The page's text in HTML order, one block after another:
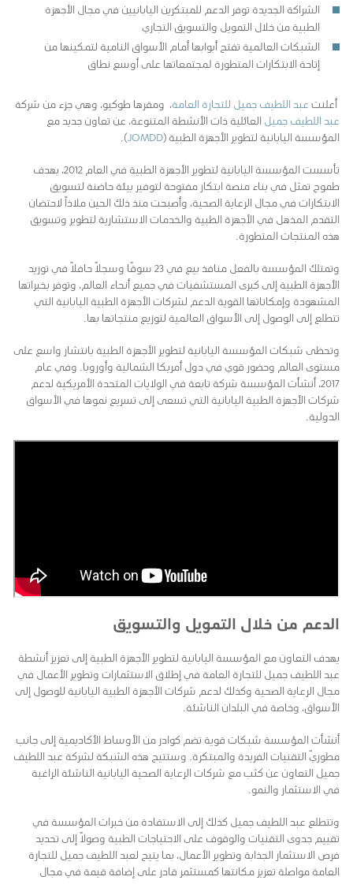
الشراكة الجديدة توفر الدعم للمبتكرين اليابانيين في مجال الأجهزة
الطبية من خلال التمويل والتسويق التجاري
الشبكات العالمية تفتح أبوابها أمام الأسواق النامية لتمكينها من
إتاحة الابتكارات المتطورة لمجتمعاتها على أوسع نطاق
أعلنت عبد اللطيف جميل للتجارة العامة، ومقرها طوكيو، وهي جزء من شركة
عبد اللطيف جميل العائلية ذات الأنشطة المتنوعة، عن تعاون جديد مع
المؤسسة اليابانية لتطوير الأجهزة الطبية (JOMDD
).
تأسست المؤسسة اليابانية لتطوير الأجهزة الطبية في العام 2012، بهدف
طموح تمثل في بناء منصة ابتكار مفتوحة لتوفير بيئة حاضنة لتسويق
الابتكارات في مجال الرعاية الصحية، وأصبحت منذ ذلك الحين ملاذاً لاحتضان
التقدم المذهل في الأجهزة الطبية والخدمات الاستشارية لتطوير وتسويق
هذه المنتجات المتطورة.
وتمتلك المؤسسة بالفعل منافذ بيع في 23 سوقًا وسجلًا حافلًا في توريد
الأجهزة الطبية إلى كبرى المستشفيات في جميع أنحاء العالم، وتوفر بخبراتها
المشهودة وإمكاناتها القوية الدعم لشركات الأجهزة الطبية اليابانية التي
تتطلع إلى الوصول إلى الأسواق العالمية لتوزيع منتجاتها بها.
وتحظى شبكات المؤسسة اليابانية لتطوير الأجهزة الطبية بانتشار واسع على
مستوى العالم وحضور قوي في دول أمريكا الشمالية وأوروبا. وفي عام
2017، أنشأت المؤسسة شركة تابعة في الولايات المتحدة الأمريكية لدعم
شركات الأجهزة الطبية اليابانية التي تسعى إلى تسريع نموها في الأسواق
الدولية.
الدعم من خلال التمويل والتسويق
يهدف التعاون مع المؤسسة اليابانية لتطوير الأجهزة الطبية إلى تعزيز أنشطة
عبد اللطيف جميل للتجارة العامة في إطلاق الاستثمارات وتطوير الأعمال في
مجال الرعاية الصحية وكذلك لدعم شركات الأجهزة الطبية اليابانية للوصول إلى
الأسواق، وخاصة في البلدان الناشئة.
أنشأت المؤسسة شبكات قوية تضم كوادر من الأوساط الأكاديمية إلى جانب
مطوريّ التقنيات الفريدة والمبتكرة. وستتيح هذه الشبكة لشركة عبد اللطيف
جميل التعاون عن كثب مع شركات الرعاية الصحية اليابانية الناشئة الراغبة
في الاستثمار والنمو.
وتتطلع عبد اللطيف جميل كذلك إلى الاستفادة من خبرات المؤسسة في
تقييم جدوى التقنيات والوقوف على الاحتياجات الطبية وصولًا إلى تحديد
فرص الاستثمار الجذابة وتطوير الأعمال، بما يتيح لعبد اللطيف جميل للتجارة
العامة مواصلة تعزيز مكانتها كمستثمر قادر على إضافة قيمة في مجال